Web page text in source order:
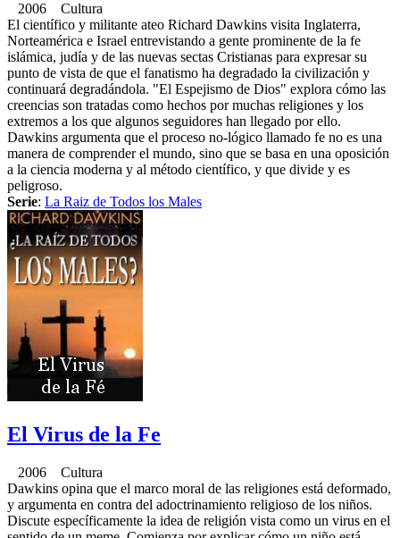
2006 Cultura
El científico y militante ateo Richard Dawkins visita Inglaterra,
Norteamérica e Israel entrevistando a gente prominente de la fe
islámica, judía y de las nuevas sectas Cristianas para expresar su
punto de vista de que el fanatismo ha degradado la civilización y
continuará degradándola. "El Espejismo de Dios" explora cómo las
creencias son tratadas como hechos por muchas religiones y los
extremos a los que algunos seguidores han llegado por ello.
Dawkins argumenta que el proceso no-lógico llamado fe no es una
manera de comprender el mundo, sino que se basa en una oposición
a la ciencia moderna y al método científico, y que divide y es
peligroso.
Serie: La Raiz de Todos los Males
El Virus de la Fe
2006 Cultura
Dawkins opina que el marco moral de las religiones está deformado,
y argumenta en contra del adoctrinamiento religioso de los niños.
Discute específicamente la idea de religión vista como un virus en el